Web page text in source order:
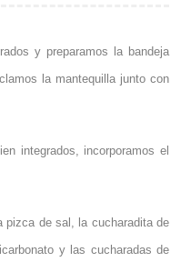
y preparamos la bandeja
la mantequilla junto con
integrados, incorporamos el
pizca de sal, la cucharadita de
y las cucharadas de